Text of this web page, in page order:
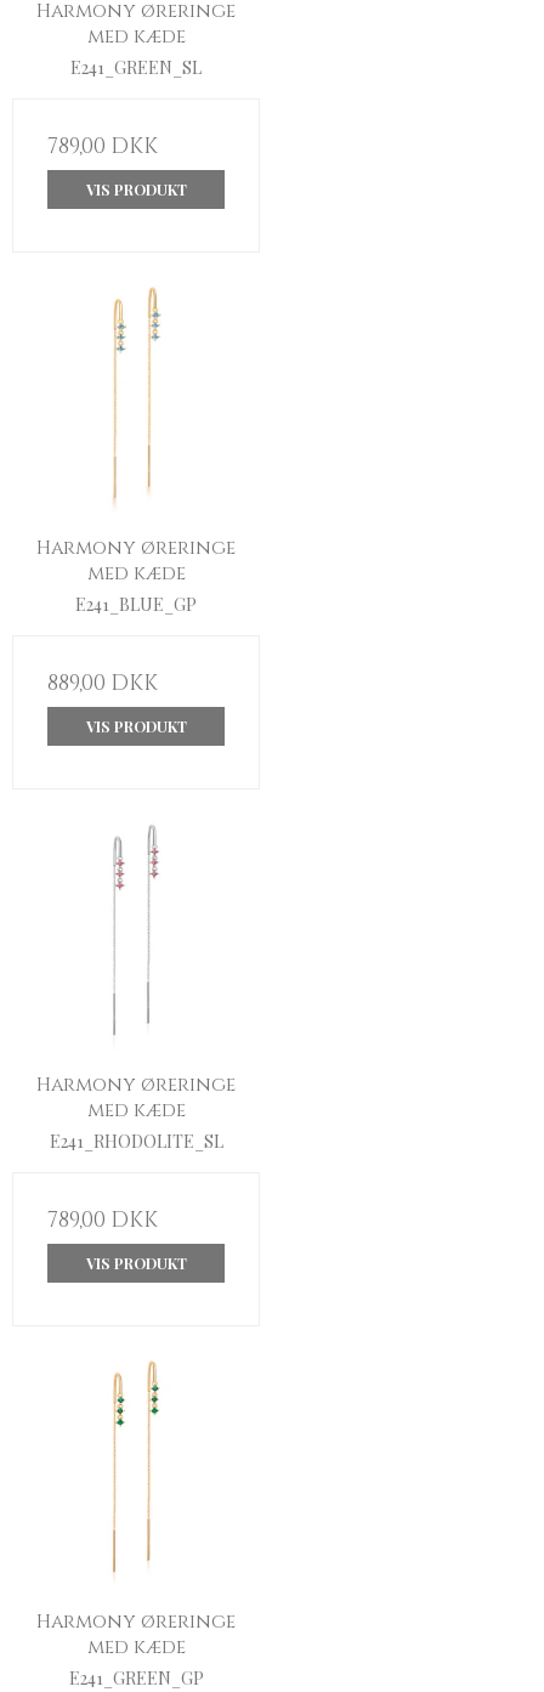
Harmony øreringe
med kæde
E241_GREEN_SL
789,00 DKK
VIS PRODUKT
Harmony øreringe
med kæde
E241_BLUE_GP
889,00 DKK
VIS PRODUKT
Harmony øreringe
med kæde
E241_RHODOLITE_SL
789,00 DKK
VIS PRODUKT
Harmony øreringe
med kæde
E241_GREEN_GP